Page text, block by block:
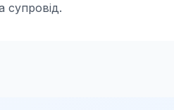
супровід.